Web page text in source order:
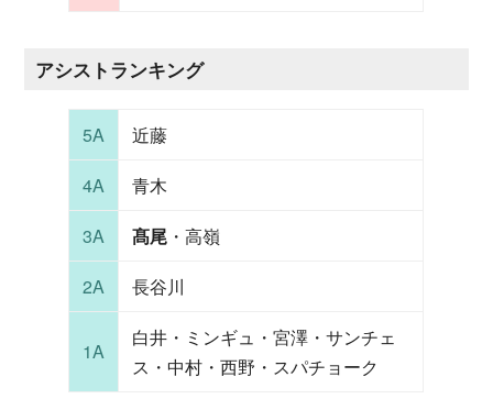
アシストランキング
5A
近藤
4A
青木
3A
髙尾 ・高嶺
2A
長谷川
1A
白井・ミンギュ・宮澤・サンチェ
ス・中村・西野・スパチョーク